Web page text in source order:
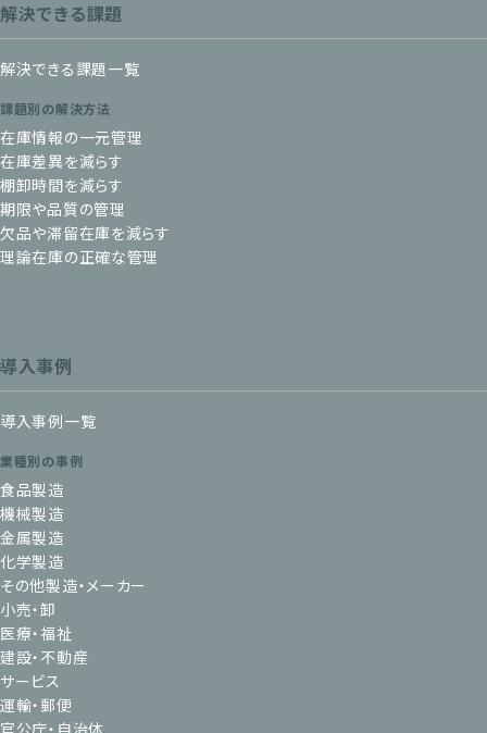
解決できる課題
解決できる課題一覧
課題別の解決方法
在庫情報の一元管理
在庫差異を減らす
棚卸時間を減らす
期限や品質の管理
欠品や滞留在庫を減らす
理論在庫の正確な管理
導入事例
導入事例一覧
業種別の事例
食品製造
機械製造
金属製造
化学製造
その他製造・メーカー
小売・卸
医療・福祉
建設・不動産
サービス
運輸・郵便